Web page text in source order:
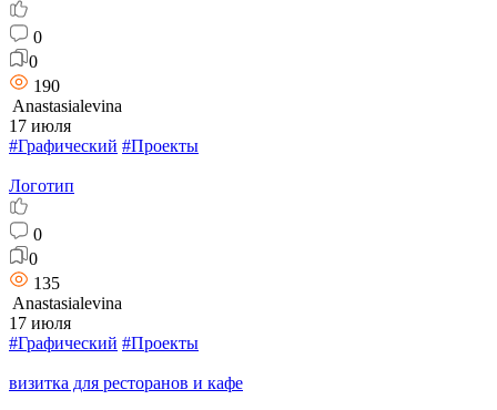
0
0
190
Anastasialevina
17 июля
#Графический #Проекты
Логотип
0
0
135
Anastasialevina
17 июля
#Графический #Проекты
визитка для ресторанов и кафе